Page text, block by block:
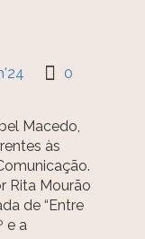
0
Macedo,
às
Rita Mourão
de “Entre
e a